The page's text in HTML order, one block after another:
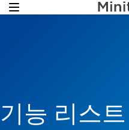
기능 리스트